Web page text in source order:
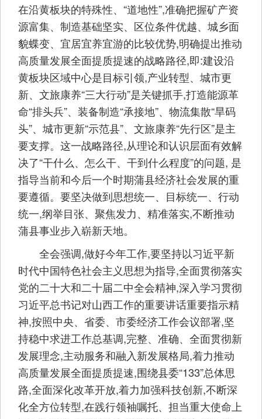
在沿黄板块的特殊性、“道地性”,准确把握矿产资
源富集、制造基础坚实、区位条件优越、城乡面
貌蝶变、宜居宜养宜游的比较优势,明确提出推动
高质量发展全面提质提速的战略路径,即:建设沿
黄板块区域中心是目标引领,产业转型、城市更
新、文旅康养“三大行动”是关键抓手,打造能源革
命“排头兵”、装备制造“承接地”、物流集散“旱码
头”、城市更新“示范县”、文旅康养“先行区”是主
要支撑。这一战略路径,从理论和认识层面有效解
决了“干什么、怎么干、干到什么程度”的问题, 是
指导当前和今后一个时期蒲县经济社会发展的重
要遵循。要坚决做到思想统一、目标统一、行动
统一,纲举目张、聚焦发力、精准落实,不断推动
蒲县事业步入崭新天地。
全会强调,做好今年工作,要坚持以习近平新
时代中国特色社会主义思想为指导,全面贯彻落实
党的二十大和二十届二中全会精神,深入学习贯彻
习近平总书记对山西工作的重要讲话重要指示精
神,按照中央、省委、市委经济工作会议部署,坚
持稳中求进工作总基调,完整、准确、全面贯彻新
发展理念,主动服务和融入新发展格局,着力推动
高质量发展全面提质提速,围绕县委“133”总体思
路,全面深化改革开放,着力加强科技创新,不断深
化全方位转型,在践行领袖嘱托、担当重大使命上